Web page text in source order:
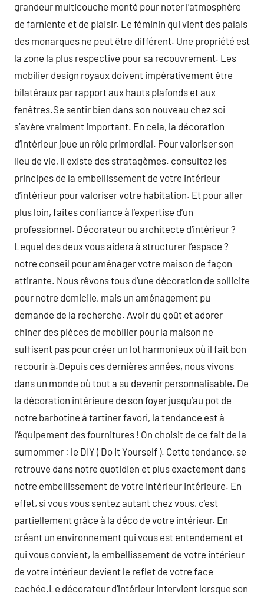
grandeur multicouche monté pour noter l’atmosphère
de farniente et de plaisir. Le féminin qui vient des palais
des monarques ne peut être différent. Une propriété est
la zone la plus respective pour sa recouvrement. Les
mobilier design royaux doivent impérativement être
bilatéraux par rapport aux hauts plafonds et aux
fenêtres.Se sentir bien dans son nouveau chez soi
s’avère vraiment important. En cela, la décoration
d’intérieur joue un rôle primordial. Pour valoriser son
lieu de vie, il existe des stratagèmes. consultez les
principes de la embellissement de votre intérieur
d’intérieur pour valoriser votre habitation. Et pour aller
plus loin, faites confiance à l’expertise d’un
professionnel. Décorateur ou architecte d’intérieur ?
Lequel des deux vous aidera à structurer l’espace ?
notre conseil pour aménager votre maison de façon
attirante. Nous rêvons tous d’une décoration de sollicite
pour notre domicile, mais un aménagement pu
demande de la recherche. Avoir du goût et adorer
chiner des pièces de mobilier pour la maison ne
suffisent pas pour créer un lot harmonieux où il fait bon
recourir à.Depuis ces dernières années, nous vivons
dans un monde où tout a su devenir personnalisable. De
la décoration intérieure de son foyer jusqu’au pot de
notre barbotine à tartiner favori, la tendance est à
l’équipement des fournitures ! On choisit de ce fait de la
surnommer : le DIY ( Do It Yourself ). Cette tendance, se
retrouve dans notre quotidien et plus exactement dans
notre embellissement de votre intérieur intérieure. En
effet, si vous vous sentez autant chez vous, c’est
partiellement grâce à la déco de votre intérieur. En
créant un environnement qui vous est entendement et
qui vous convient, la embellissement de votre intérieur
de votre intérieur devient le reflet de votre face
cachée.Le décorateur d’intérieur intervient lorsque son